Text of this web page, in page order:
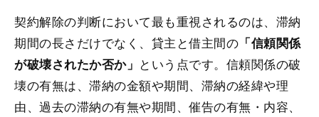
契約解除の判断において最も重視されるのは、滞納
期間の長さだけでなく、貸主と借主間の 「信頼関係
が破壊されたか否か」 という点です。信頼関係の破
壊の有無は、滞納の金額や期間、滞納の経緯や理
由、過去の滞納の有無や期間、催告の有無・内容、